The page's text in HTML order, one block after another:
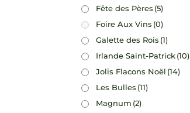
Fête des Pères (5)
Foire Aux Vins (0)
Galette des Rois (1)
Irlande Saint-Patrick(10)
Jolis Flacons Noël (14)
Les Bulles (11)
Magnum (2)